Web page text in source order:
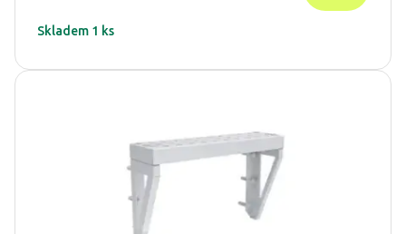
Skladem 1 ks